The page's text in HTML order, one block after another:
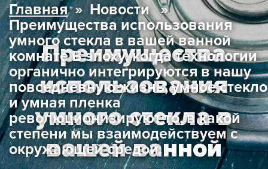
Преимущества
использования
умного стекла в
вашей ванной
Главная» Новости »
Преимущества использования
умного стекла в вашей ванной
комнате В эпоху, когда технологии
органично интегрируются в нашу
повседневную жизнь, умное стекло
и умная пленка
революционизируют то, в какой
степени мы взаимодействуем с
окружающей средой.